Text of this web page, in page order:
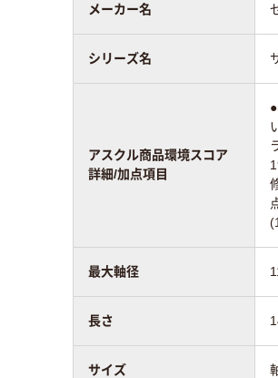
メーカー名
シリーズ名
アスクル商品環境スコア
詳細/加点項目
最大軸径
長さ
サイズ